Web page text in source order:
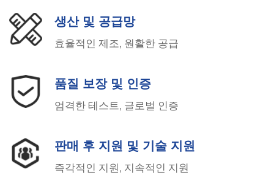
생산 및 공급망
효율적인 제조, 원활한 공급
품질 보장 및 인증
엄격한 테스트, 글로벌 인증
판매 후 지원 및 기술 지원
즉각적인 지원, 지속적인 지원